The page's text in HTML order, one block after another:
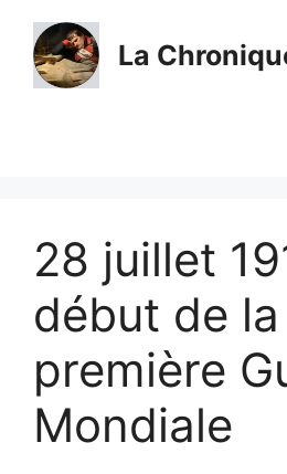
contenu
La
28 juillet
début de la
première
Mondiale